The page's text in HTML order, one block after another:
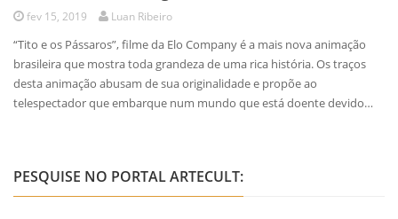
fev 15, 2019 Luan Ribeiro
“Tito e os Pássaros”, filme da Elo Company é a mais nova animação
brasileira que mostra toda grandeza de uma rica história. Os traços
desta animação abusam de sua originalidade e propõe ao
telespectador que embarque num mundo que está doente devido…
PESQUISE NO PORTAL ARTECULT: